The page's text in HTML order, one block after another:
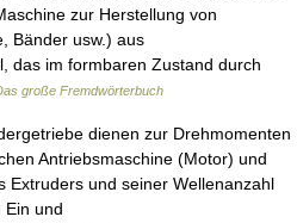
zur Herstellung von
Bänder usw.) aus
das im formbaren Zustand durch
große Fremdwörterbuch
dienen zur Drehmomenten
Antriebsmaschine (Motor) und
Extruders und seiner Wellenanzahl
Ein und